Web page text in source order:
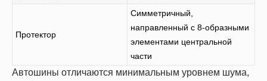
Протектор
Симметричный,
направленный с 8-образными
элементами центральной
части
Автошины отличаются минимальным уровнем шума,